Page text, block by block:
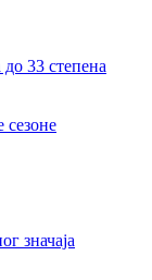
33 степена
сезоне
значаја